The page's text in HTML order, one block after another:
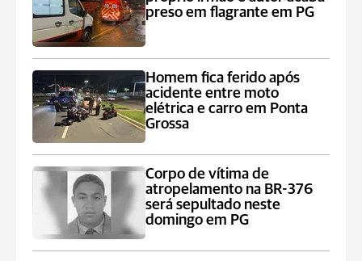
preso em flagrante em PG
Homem fica ferido após
acidente entre moto
elétrica e carro em Ponta
Grossa
Corpo de vítima de
atropelamento na BR-376
será sepultado neste
domingo em PG